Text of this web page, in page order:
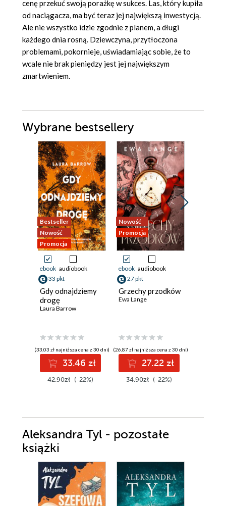
cenę przekuć swoją porażkę w sukces. Las, który kupiła
od naciągacza, ma być teraz jej największą inwestycją.
Ale nie wszystko idzie zgodnie z planem, a długi
każdego dnia rosną. Dziewczyna, przytłoczona
problemami, pokornieje, uświadamiając sobie, że to
wcale nie brak pieniędzy jest jej największym
zmartwieniem.
Wybrane bestsellery
Bestseller
Nowość
Promocja
ebook audiobook
33 pkt
Gdy odnajdziemy
drogę
Laura Barrow
(33,03 zł najniższa cena z 30 dni)
33.46 zł
42.90zł (-22%)
Nowość
Promocja
ebook audiobook
27 pkt
Grzechy przodków
Ewa Lange
(26,87 zł najniższa cena z 30 dni)
27.22 zł
34.90zł (-22%)
Aleksandra Tyl - pozostałe
książki